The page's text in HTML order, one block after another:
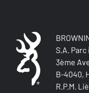
S.A.
3ème
B-4040,
R.P.M.